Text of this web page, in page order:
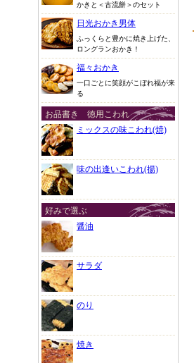
かきと＜古流餅＞のセット
日光おかき男体
ふっくらと豊かに焼き上げた、
ロングランおかき！
福々おかき
一口ごとに笑顔がこぼれ福が来
る
お品書き 徳用こわれ
ミックスの味こわれ(焼)
味の出逢いこわれ(揚)
好みで選ぶ
醤油
サラダ
のり
焼き